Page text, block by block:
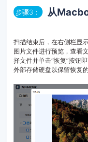
步骤3： 从
扫描结束后，在右侧栏显
图片文件进行预览，查看
择文件并单击“恢复”按钮
外部存储硬盘以保留恢复